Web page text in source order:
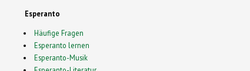
Esperanto
Häufige Fragen
Esperanto lernen
Esperanto-Musik